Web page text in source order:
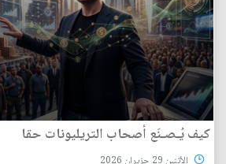
كيف يُـصـنَع أصحاب التريليونات حقا